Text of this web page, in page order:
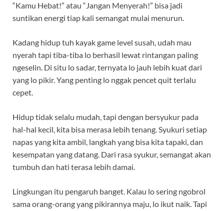
“Kamu Hebat!” atau “Jangan Menyerah!” bisa jadi
suntikan energi tiap kali semangat mulai menurun.
Kadang hidup tuh kayak game level susah, udah mau
nyerah tapi tiba-tiba lo berhasil lewat rintangan paling
ngeselin. Di situ lo sadar, ternyata lo jauh lebih kuat dari
yang lo pikir. Yang penting lo nggak pencet quit terlalu
cepet.
Hidup tidak selalu mudah, tapi dengan bersyukur pada
hal-hal kecil, kita bisa merasa lebih tenang. Syukuri setiap
napas yang kita ambil, langkah yang bisa kita tapaki, dan
kesempatan yang datang. Dari rasa syukur, semangat akan
tumbuh dan hati terasa lebih damai.
Lingkungan itu pengaruh banget. Kalau lo sering ngobrol
sama orang-orang yang pikirannya maju, lo ikut naik. Tapi